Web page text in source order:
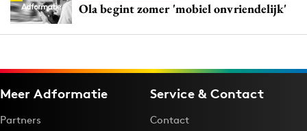
Ola begint zomer 'mobiel onvriendelijk'
Meer Adformatie
Partners
Service & Contact
Contact